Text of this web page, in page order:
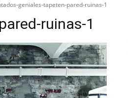
geniales-tapeten-pared-ruinas-1
ruinas-1